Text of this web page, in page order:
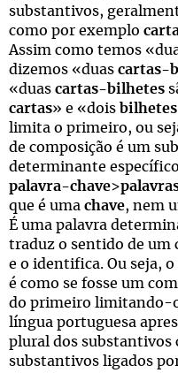
substantivos,
como por exemplo
Assim como temos
dizemos «duas cartas-
«duas cartas-bilhetes
cartas» e «dois bilhetes
limita o primeiro, ou
de composição é um
determinante
palavra-chave>
que é uma chave, nem
É uma palavra
traduz o sentido de um
e o identifica. Ou seja,
é como se fosse um
do primeiro limitando-
língua portuguesa
plural dos substantivos
substantivos ligados